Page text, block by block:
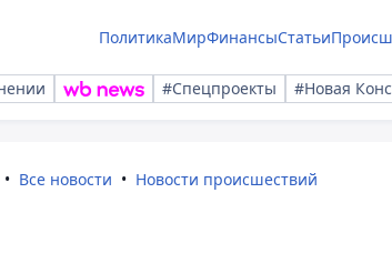
ПолитикаМирФинансыСтатьи
#Спецпроекты #Новая
Все новости Новости происшествий